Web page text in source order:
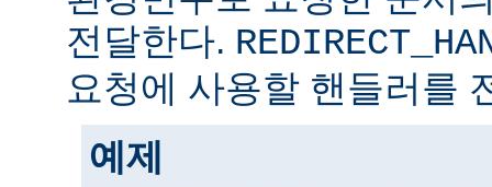
전달한다.
요청에 사용할 핸들러를
예제